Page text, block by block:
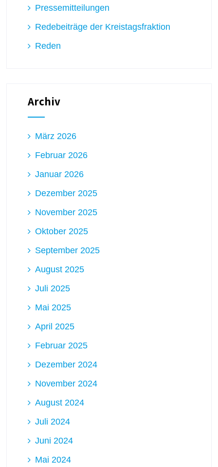
Pressemitteilungen
Redebeiträge der Kreistagsfraktion
Reden
Archiv
März 2026
Februar 2026
Januar 2026
Dezember 2025
November 2025
Oktober 2025
September 2025
August 2025
Juli 2025
Mai 2025
April 2025
Februar 2025
Dezember 2024
November 2024
August 2024
Juli 2024
Juni 2024
Mai 2024